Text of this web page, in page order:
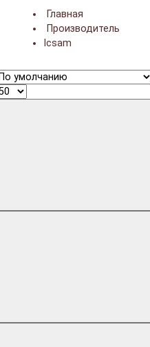
Главная
Производитель
Icsam